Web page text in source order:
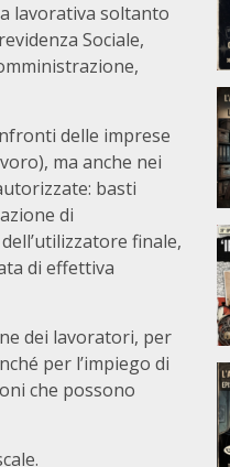
lavorativa soltanto
Sociale,
delle imprese
ma anche nei
basti
di
finale,
di effettiva
dei lavoratori, per
per l’impiego di
che possono